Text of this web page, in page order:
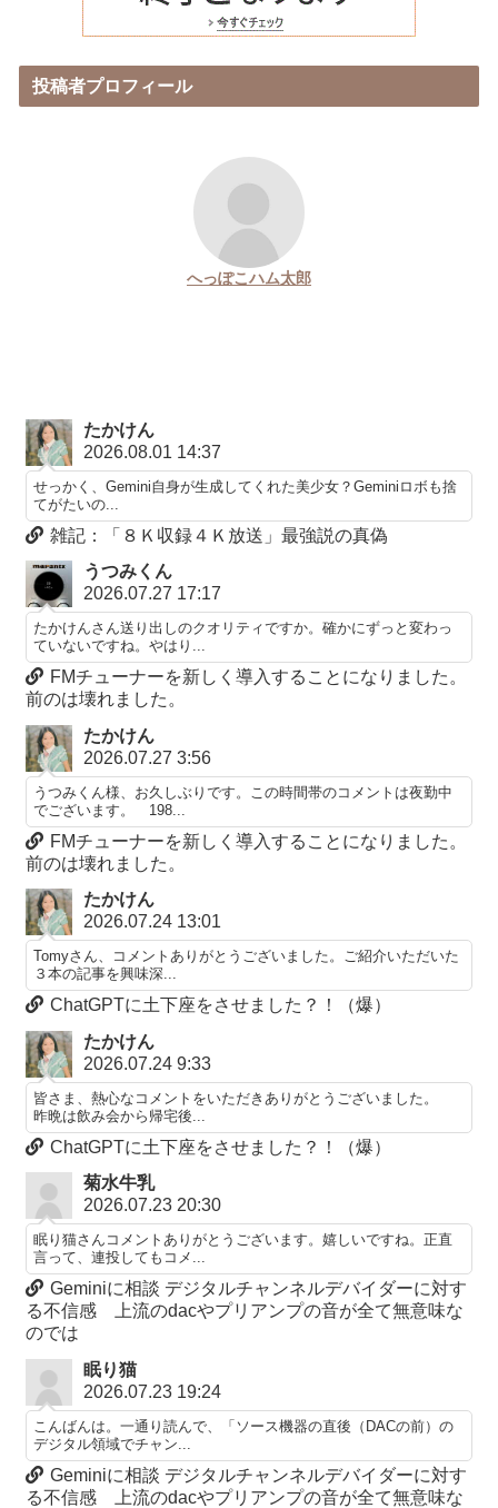
投稿者プロフィール
へっぽこハム太郎
たかけん
2026.08.01 14:37
せっかく、Gemini自身が生成してくれた美少女？Geminiロボも捨
てがたいの...
雑記：「８Ｋ収録４Ｋ放送」最強説の真偽
うつみくん
2026.07.27 17:17
たかけんさん送り出しのクオリティですか。確かにずっと変わっ
ていないですね。やはり...
FMチューナーを新しく導入することになりました。
前のは壊れました。
たかけん
2026.07.27 3:56
うつみくん様、お久しぶりです。この時間帯のコメントは夜勤中
でございます。 198...
FMチューナーを新しく導入することになりました。
前のは壊れました。
たかけん
2026.07.24 13:01
Tomyさん、コメントありがとうございました。ご紹介いただいた
３本の記事を興味深...
ChatGPTに土下座をさせました？！（爆）
たかけん
2026.07.24 9:33
皆さま、熱心なコメントをいただきありがとうございました。
昨晩は飲み会から帰宅後...
ChatGPTに土下座をさせました？！（爆）
菊水牛乳
2026.07.23 20:30
眠り猫さんコメントありがとうございます。嬉しいですね。正直
言って、連投してもコメ...
Geminiに相談 デジタルチャンネルデバイダーに対す
る不信感 上流のdacやプリアンプの音が全て無意味な
のでは
眠り猫
2026.07.23 19:24
こんばんは。一通り読んで、「ソース機器の直後（DACの前）の
デジタル領域でチャン...
Geminiに相談 デジタルチャンネルデバイダーに対す
る不信感 上流のdacやプリアンプの音が全て無意味な